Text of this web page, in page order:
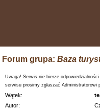
Forum grupa: Baza
Uwaga! Serwis nie bierze
serwisu prosimy zgłaszać Administratorowi
Wątek:
Autor: